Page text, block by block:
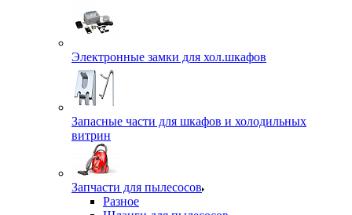
Электронные замки для хол.шкафов
Запасные части для шкафов и холодильных
витрин
Запчасти для пылесосов
Разное